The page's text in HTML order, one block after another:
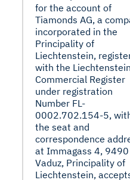
for the account of
Tiamonds AG, a
incorporated in the
Principality of
Liechtenstein,
with the
Commercial Register
under registration
Number FL-
0002.702.154-5,
the seat and
correspondence
at Immagass 4, 9490
Vaduz, Principality of
Liechtenstein,